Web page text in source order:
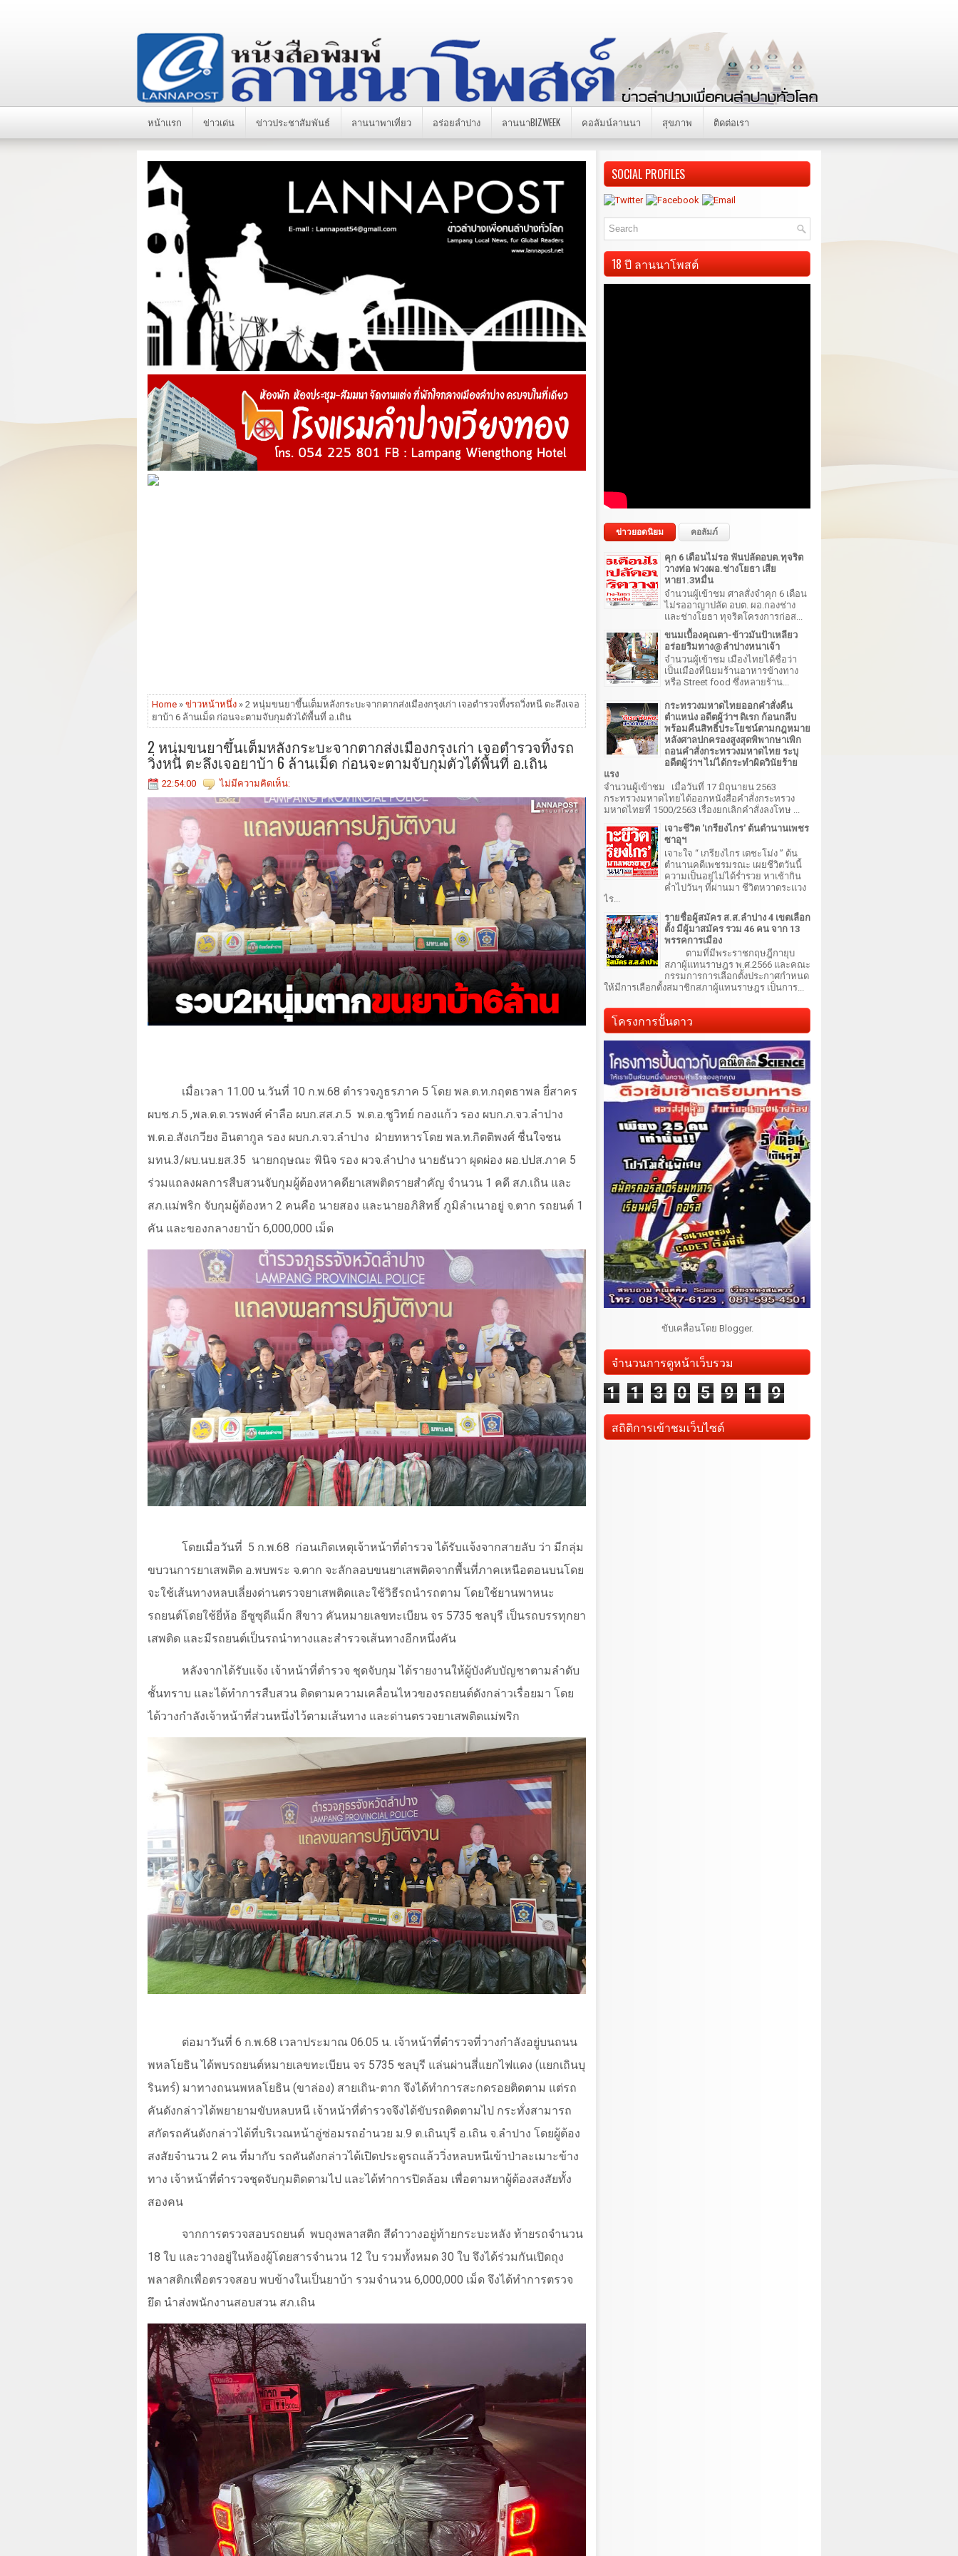
หน้าแรก ข่าวเด่น ข่าวประชาสัมพันธ์ ลานนาพาเที่ยว อร่อยลำปาง ลานนาBIZWEEK คอลัมน์ลานนา สุขภาพ ติดต่อเรา
Home » ข่าวหน้าหนึ่ง » 2 หนุ่มขนยาขึ้นเต็มหลังกระบะจากตากส่งเมืองกรุงเก่า เจอตำรวจทิ้งรถวิ่งหนี ตะลึงเจอ
ยาบ้า 6 ล้านเม็ด ก่อนจะตามจับกุมตัวได้พื้นที่ อ.เถิน
2 หนุ่มขนยาขึ้นเต็มหลังกระบะจากตากส่งเมืองกรุงเก่า เจอตำรวจทิ้งรถ
วิ่งหนี ตะลึงเจอยาบ้า 6 ล้านเม็ด ก่อนจะตามจับกุมตัวได้พื้นที่ อ.เถิน
22:54:00 ไม่มีความคิดเห็น:
เมื่อเวลา 11.00 น.วันที่ 10 ก.พ.68 ตำรวจภูธรภาค 5 โดย พล.ต.ท.กฤตธาพล ยี่สาคร
ผบช.ภ.5 ,พล.ต.ต.วรพงศ์ คำลือ ผบก.สส.ภ.5 พ.ต.อ.ชูวิทย์ กองแก้ว รอง ผบก.ภ.จว.ลำปาง
พ.ต.อ.สังเกวียง อินตากูล รอง ผบก.ภ.จว.ลำปาง ฝ่ายทหารโดย พล.ท.กิตติพงศ์ ชื่นใจชน
มทน.3/ผบ.นบ.ยส.35 นายกฤษณะ พินิจ รอง ผวจ.ลำปาง นายธันวา ผุดผ่อง ผอ.ปปส.ภาค 5
ร่วมแถลงผลการสืบสวนจับกุมผู้ต้องหาคดียาเสพติดรายสำคัญ จำนวน 1 คดี สภ.เถิน และ
สภ.แม่พริก จับกุมผู้ต้องหา 2 คนคือ นายสอง และนายอภิสิทธิ์ ภูมิลำเนาอยู่ จ.ตาก รถยนต์ 1
คัน และของกลางยาบ้า 6,000,000 เม็ด
โดยเมื่อวันที่ 5 ก.พ.68 ก่อนเกิดเหตุเจ้าหน้าที่ตำรวจ ได้รับแจ้งจากสายลับ ว่า มีกลุ่ม
ขบวนการยาเสพติด อ.พบพระ จ.ตาก จะลักลอบขนยาเสพติดจากพื้นที่ภาคเหนือตอนบนโดย
จะใช้เส้นทางหลบเลี่ยงด่านตรวจยาเสพติดและใช้วิธีรถนำรถตาม โดยใช้ยานพาหนะ
รถยนต์โดยใช้ยี่ห้อ อีซูซุดีแม็ก สีขาว คันหมายเลขทะเบียน จร 5735 ชลบุรี เป็นรถบรรทุกยา
เสพติด และมีรถยนต์เป็นรถนำทางและสำรวจเส้นทางอีกหนึ่งคัน
หลังจากได้รับแจ้ง เจ้าหน้าที่ตำรวจ ชุดจับกุม ได้รายงานให้ผู้บังคับบัญชาตามลำดับ
ชั้นทราบ และได้ทำการสืบสวน ติดตามความเคลื่อนไหวของรถยนต์ดังกล่าวเรื่อยมา โดย
ได้วางกำลังเจ้าหน้าที่ส่วนหนึ่งไว้ตามเส้นทาง และด่านตรวจยาเสพติดแม่พริก
ต่อมาวันที่ 6 ก.พ.68 เวลาประมาณ 06.05 น. เจ้าหน้าที่ตำรวจที่วางกำลังอยู่บนถนน
พหลโยธิน ได้พบรถยนต์หมายเลขทะเบียน จร 5735 ชลบุรี แล่นผ่านสี่แยกไฟแดง (แยกเถินบุ
รินทร์) มาทางถนนพหลโยธิน (ขาล่อง) สายเถิน-ตาก จึงได้ทำการสะกดรอยติดตาม แต่รถ
คันดังกล่าวได้พยายามขับหลบหนี เจ้าหน้าที่ตำรวจจึงได้ขับรถติดตามไป กระทั่งสามารถ
สกัดรถคันดังกล่าวได้ที่บริเวณหน้าอู่ซ่อมรถอำนวย ม.9 ต.เถินบุรี อ.เถิน จ.ลำปาง โดยผู้ต้อง
สงสัยจำนวน 2 คน ที่มากับ รถคันดังกล่าวได้เปิดประตูรถแล้ววิ่งหลบหนีเข้าป่าละเมาะข้าง
ทาง เจ้าหน้าที่ตำรวจชุดจับกุมติดตามไป และได้ทำการปิดล้อม เพื่อตามหาผู้ต้องสงสัยทั้ง
สองคน
จากการตรวจสอบรถยนต์ พบถุงพลาสติก สีดำวางอยู่ท้ายกระบะหลัง ท้ายรถจำนวน
18 ใบ และวางอยู่ในห้องผู้โดยสารจำนวน 12 ใบ รวมทั้งหมด 30 ใบ จึงได้ร่วมกันเปิดถุง
พลาสติกเพื่อตรวจสอบ พบข้างในเป็นยาบ้า รวมจำนวน 6,000,000 เม็ด จึงได้ทำการตรวจ
ยึด นำส่งพนักงานสอบสวน สภ.เถิน
SOCIAL PROFILES
18 ปี ลานนาโพสต์
ข่าวยอดนิยม คอลัมภ์
คุก 6 เดือนไม่รอ ฟันปลัดอบต.ทุจริต
วางท่อ พ่วงผอ.ช่างโยธา เสีย
หาย1.3หมื่น
จำนวนผู้เข้าชม ศาลสั่งจำคุก 6 เดือน
ไม่รออาญาปลัด อบต. ผอ.กองช่าง
และช่างโยธา ทุจริตโครงการก่อส...
ขนมเบื้องคุณตา-ข้าวมันป้าเหลียว
อร่อยริมทาง@ลำปางหนาเจ้า
จำนวนผู้เข้าชม เมืองไทยได้ชื่อว่า
เป็นเมืองที่นิยมร้านอาหารข้างทาง
หรือ Street food ซึ่งหลายร้าน...
กระทรวงมหาดไทยออกคำสั่งคืน
ตำแหน่ง อดีตผู้ว่าฯ ดิเรก ก้อนกลีบ
พร้อมคืนสิทธิ์ประโยชน์ตามกฎหมาย
หลังศาลปกครองสูงสุดพิพากษาเพิก
ถอนคำสั่งกระทรวงมหาดไทย ระบุ
อดีตผู้ว่าฯ ไม่ได้กระทำผิดวินัยร้าย
แรง
จำนวนผู้เข้าชม เมื่อวันที่ 17 มิถุนายน 2563
กระทรวงมหาดไทยได้ออกหนังสือคำสั่งกระทรวง
มหาดไทยที่ 1500/2563 เรื่องยกเลิกคำสั่งลงโทษ ...
เจาะชีวิต 'เกรียงไกร' ต้นตำนานเพชร
ซาอุฯ
เจาะใจ “ เกรียงไกร เตชะโม่ง ” ต้น
ตำนานคดีเพชรมรณะ เผยชีวิตวันนี้
ความเป็นอยู่ไม่ได้ร่ำรวย หาเช้ากิน
ค่ำไปวันๆ ที่ผ่านมา ชีวิตหวาดระแวง
ไร...
รายชื่อผู้สมัคร ส.ส.ลำปาง 4 เขตเลือก
ตั้ง มีผู้มาสมัคร รวม 46 คน จาก 13
พรรคการเมือง
ตามที่มีพระราชกฤษฎีกายุบ
สภาผู้แทนราษฎร พ.ศ.2566 และคณะ
กรรมการการเลือกตั้งประกาศกำหนด
ให้มีการเลือกตั้งสมาชิกสภาผู้แทนราษฎร เป็นการ...
โครงการปั้นดาว
ขับเคลื่อนโดย Blogger.
จำนวนการดูหน้าเว็บรวม
1 1 3 0 5 9 1 9
สถิติการเข้าชมเว็บไซต์